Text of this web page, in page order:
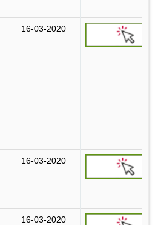
16-03-2020
16-03-2020
16-03-2020